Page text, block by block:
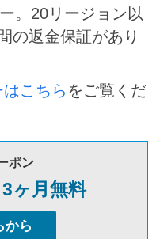
。20リージョン以
の返金保証があり
こちら をご覧くだ
ポン
ヶ月無料
から